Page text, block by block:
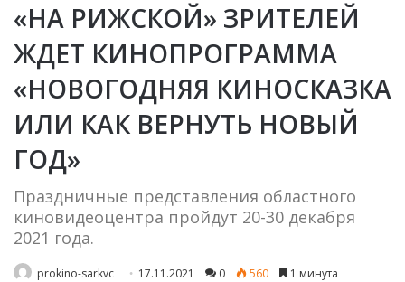
«НА РИЖСКОЙ» ЗРИТЕЛЕЙ
ЖДЕТ КИНОПРОГРАММА
«НОВОГОДНЯЯ КИНОСКАЗКА
ИЛИ КАК ВЕРНУТЬ НОВЫЙ
ГОД»
Праздничные представления областного
киновидеоцентра пройдут 20-30 декабря
2021 года.
prokino-sarkvc 17.11.2021 0 560 1 минута